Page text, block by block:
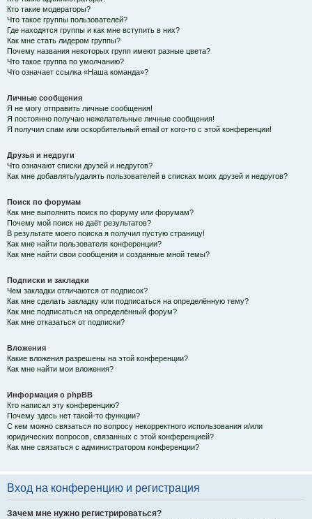
Кто такие модераторы?
Что такое группы пользователей?
Где находятся группы и как мне вступить в них?
Как мне стать лидером группы?
Почему названия некоторых групп имеют разные цвета?
Что такое группа по умолчанию?
Что означает ссылка «Наша команда»?
Личные сообщения
Я не могу отправить личные сообщения!
Я постоянно получаю нежелательные личные сообщения!
Я получил спам или оскорбительный email от кого-то с этой конференции!
Друзья и недруги
Что означают списки друзей и недругов?
Как мне добавлять/удалять пользователей в списках моих друзей и недругов?
Поиск по форумам
Как мне выполнить поиск по форуму или форумам?
Почему мой поиск не даёт результатов?
В результате моего поиска я получил пустую страницу!
Как мне найти пользователя конференции?
Как мне найти свои сообщения и созданные мной темы?
Подписки и закладки
Чем закладки отличаются от подписок?
Как мне сделать закладку или подписаться на определённую тему?
Как мне подписаться на определённый форум?
Как мне отказаться от подписки?
Вложения
Какие вложения разрешены на этой конференции?
Как мне найти мои вложения?
Информация о phpBB
Кто написал эту конференцию?
Почему здесь нет такой-то функции?
С кем можно связаться по вопросу некорректного использования и/или
юридических вопросов, связанных с этой конференцией?
Как мне связаться с администратором конференции?
Вход на конференцию и регистрация
Зачем мне нужно регистрироваться?